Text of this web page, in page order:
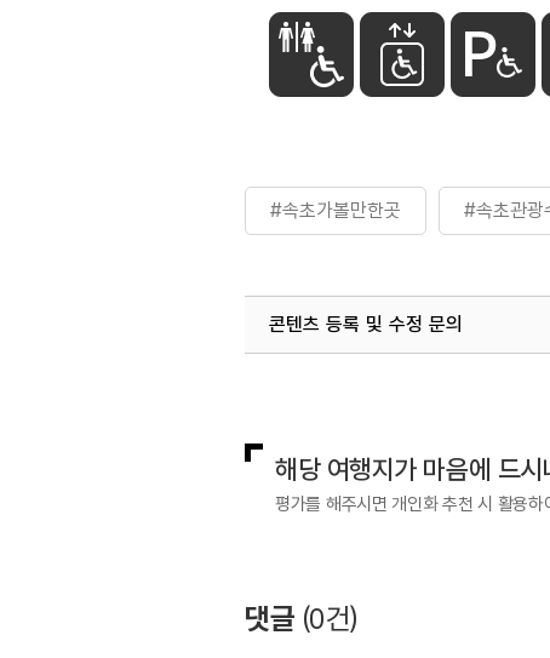
#속초가볼만한곳 #속초관광
콘텐츠 등록 및 수정 문의
해당 여행지가 마음에 드시
평가를 해주시면 개인화 추천 시 활용
댓글 (0건)